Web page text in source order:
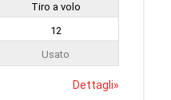
Tiro a volo
12
Usato
Dettagli»